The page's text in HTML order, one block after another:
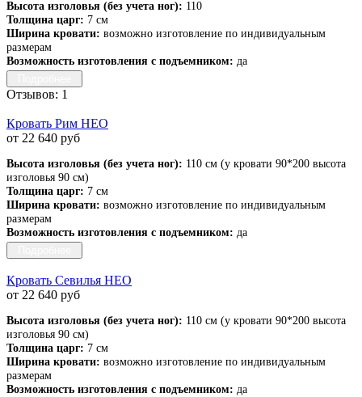
Высота изголовья (без учета ног): 110
Толщина царг: 7 см
Ширина кровати: возможно изготовление по индивидуальным
размерам
Возможность изготовления с подъемником: да
Отзывов: 1
Кровать Рим НЕО
от 22 640 руб
Высота изголовья (без учета ног): 110 см (у кровати 90*200 высота
изголовья 90 см)
Толщина царг: 7 см
Ширина кровати: возможно изготовление по индивидуальным
размерам
Возможность изготовления с подъемником: да
Кровать Севилья НЕО
от 22 640 руб
Высота изголовья (без учета ног): 110 см (у кровати 90*200 высота
изголовья 90 см)
Толщина царг: 7 см
Ширина кровати: возможно изготовление по индивидуальным
размерам
Возможность изготовления с подъемником: да